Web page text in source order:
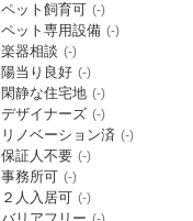
ペット飼育可 (-)
ペット専用設備 (-)
楽器相談 (-)
陽当り良好 (-)
閑静な住宅地 (-)
デザイナーズ (-)
リノベーション済 (-)
保証人不要 (-)
事務所可 (-)
２人入居可 (-)